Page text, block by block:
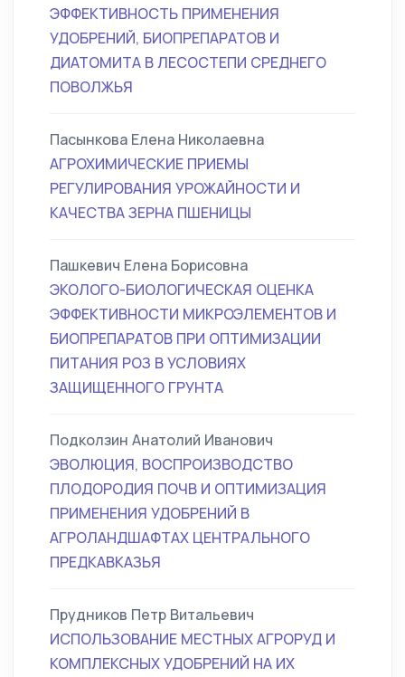
ЭФФЕКТИВНОСТЬ ПРИМЕНЕНИЯ
УДОБРЕНИЙ, БИОПРЕПАРАТОВ И
ДИАТОМИТА В ЛЕСОСТЕПИ СРЕДНЕГО
ПОВОЛЖЬЯ
Пасынкова Елена Николаевна
АГРОХИМИЧЕСКИЕ ПРИЕМЫ
РЕГУЛИРОВАНИЯ УРОЖАЙНОСТИ И
КАЧЕСТВА ЗЕРНА ПШЕНИЦЫ
Пашкевич Елена Борисовна
ЭКОЛОГО-БИОЛОГИЧЕСКАЯ ОЦЕНКА
ЭФФЕКТИВНОСТИ МИКРОЭЛЕМЕНТОВ И
БИОПРЕПАРАТОВ ПРИ ОПТИМИЗАЦИИ
ПИТАНИЯ РОЗ В УСЛОВИЯХ
ЗАЩИЩЕННОГО ГРУНТА
Подколзин Анатолий Иванович
ЭВОЛЮЦИЯ, ВОСПРОИЗВОДСТВО
ПЛОДОРОДИЯ ПОЧВ И ОПТИМИЗАЦИЯ
ПРИМЕНЕНИЯ УДОБРЕНИЙ В
АГРОЛАНДШАФТАХ ЦЕНТРАЛЬНОГО
ПРЕДКАВКАЗЬЯ
Прудников Петр Витальевич
ИСПОЛЬЗОВАНИЕ МЕСТНЫХ АГРОРУД И
КОМПЛЕКСНЫХ УДОБРЕНИЙ НА ИХ